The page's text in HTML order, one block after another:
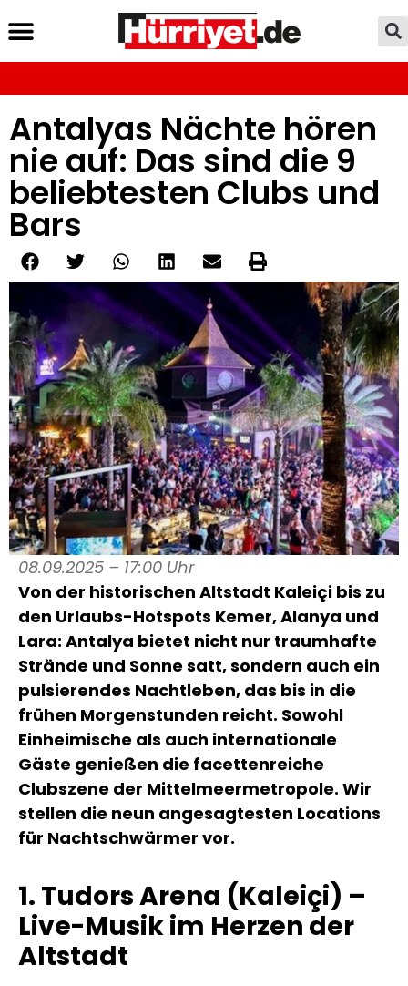
Antalyas Nächte hören
nie auf: Das sind die 9
beliebtesten Clubs und
Bars
08.09.2025 – 17:00 Uhr
Von der historischen Altstadt Kaleiçi bis zu
den Urlaubs-Hotspots Kemer, Alanya und
Lara: Antalya bietet nicht nur traumhafte
Strände und Sonne satt, sondern auch ein
pulsierendes Nachtleben, das bis in die
frühen Morgenstunden reicht. Sowohl
Einheimische als auch internationale
Gäste genießen die facettenreiche
Clubszene der Mittelmeermetropole. Wir
stellen die neun angesagtesten Locations
für Nachtschwärmer vor.
1. Tudors Arena (Kaleiçi) –
Live-Musik im Herzen der
Altstadt